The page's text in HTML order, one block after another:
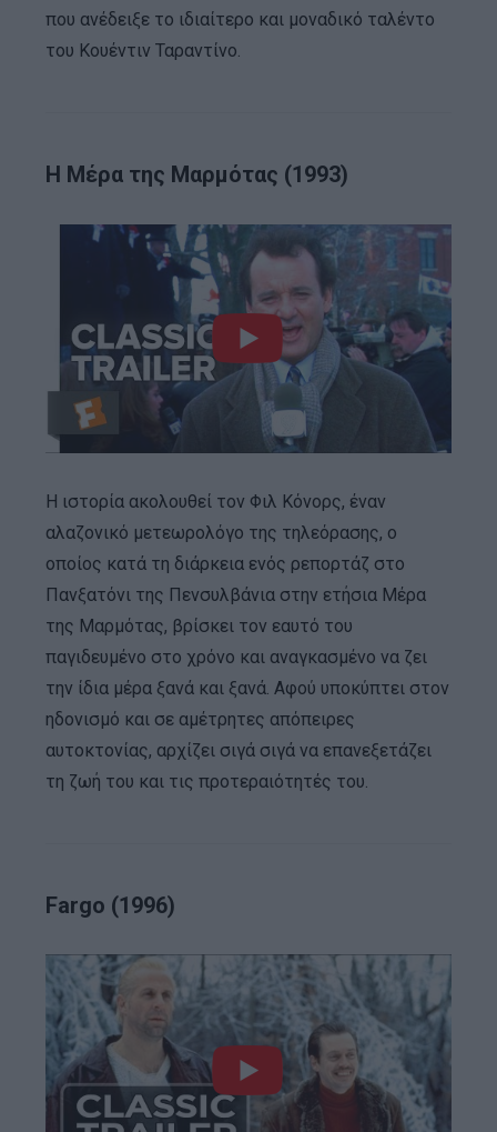
που ανέδειξε το ιδιαίτερο και μοναδικό ταλέντο
του Κουέντιν Ταραντίνο.
Η Μέρα της Μαρμότας (1993)
Η ιστορία ακολουθεί τον Φιλ Κόνορς, έναν
αλαζονικό μετεωρολόγο της τηλεόρασης, ο
οποίος κατά τη διάρκεια ενός ρεπορτάζ στο
Πανξατόνι της Πενσυλβάνια στην ετήσια Μέρα
της Μαρμότας, βρίσκει τον εαυτό του
παγιδευμένο στο χρόνο και αναγκασμένο να ζει
την ίδια μέρα ξανά και ξανά. Αφού υποκύπτει στον
ηδονισμό και σε αμέτρητες απόπειρες
αυτοκτονίας, αρχίζει σιγά σιγά να επανεξετάζει
τη ζωή του και τις προτεραιότητές του.
Fargo (1996)